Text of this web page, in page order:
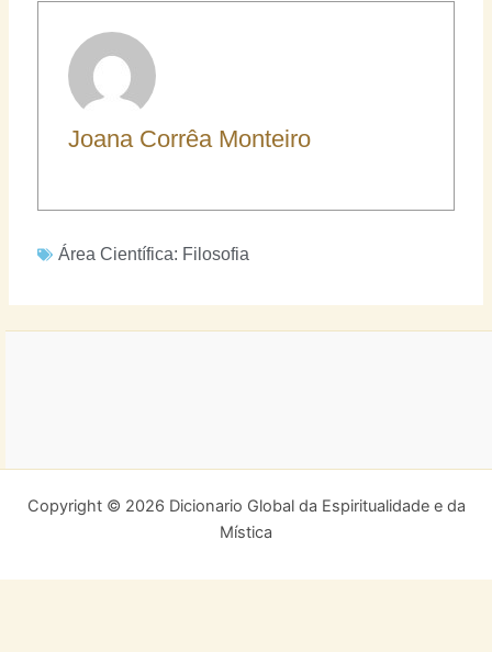
Joana Corrêa Monteiro
Área Científica: Filosofia
Copyright © 2026 Dicionario Global da Espiritualidade e da
Mística